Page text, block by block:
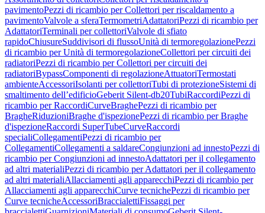
pavimentoPezzi di ricambio per Collettori per riscaldamento a
pavimentoValvole a sferaTermometriAdattatoriPezzi di ricambio per
AdattatoriTerminali per collettoriValvole di sfiato
rapidoChiusureSuddivisori di flussoUnità di termoregolazionePezzi
di ricambio per Unità di termoregolazioneCollettori per circuiti dei
radiatoriPezzi di ricambio per Collettori per circuiti dei
radiatoriBypassComponenti di regolazioneAttuatoriTermostati
ambienteAccessoriIsolanti per collettoriTubi di protezioneSistemi di
smaltimento dell’edificioGeberit Silent-db20TubiRaccordiPezzi di
ricambio per RaccordiCurveBraghePezzi di ricambio per
BragheRiduzioniBraghe d'ispezionePezzi di ricambio per Braghe
d'ispezioneRaccordi SuperTubeCurveRaccordi
specialiCollegamentiPezzi di ricambio per
CollegamentiCollegamenti a saldareCongiunzioni ad innestoPezzi di
ricambio per Congiunzioni ad innestoAdattatori per il collegamento
ad altri materialiPezzi di ricambio per Adattatori per il collegamento
ad altri materialiAllacciamenti agli apparecchiPezzi di ricambio per
Allacciamenti agli apparecchiCurve tecnichePezzi di ricambio per
Curve tecnicheAccessoriBraccialettiFissaggi per